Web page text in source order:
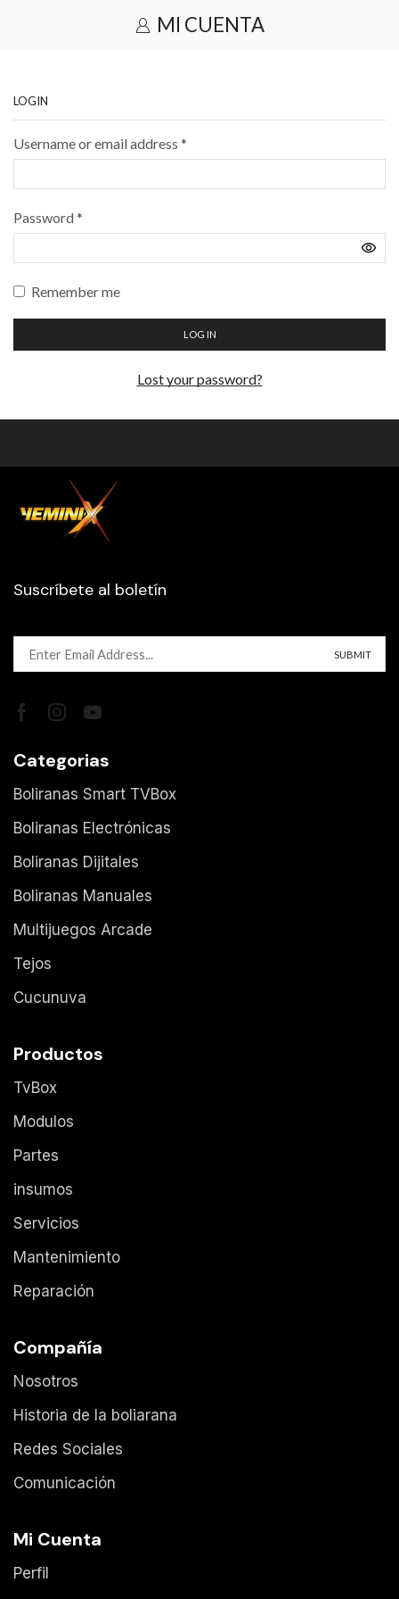
MI CUENTA
LOGIN
Username or email address *
Password*
Remember me
LOG IN
Lost your password?
Suscríbete al boletín
Categorias
Boliranas Smart TVBox
Boliranas Electrónicas
Boliranas Dijitales
Boliranas Manuales
Multijuegos Arcade
Tejos
Cucunuva
Productos
TvBox
Modulos
Partes
insumos
Servicios
Mantenimiento
Reparación
Compañía
Nosotros
Historia de la boliarana
Redes Sociales
Comunicación
Mi Cuenta
Perfil